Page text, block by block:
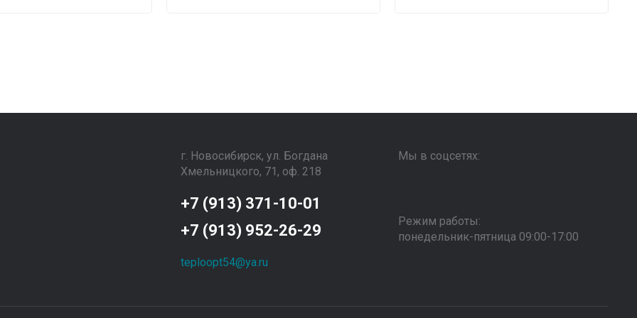
г. Новосибирск, ул. Богдана
Хмельницкого, 71, оф. 218
+7 (913) 371-10-01
+7 (913) 952-26-29
teploopt54@ya.ru
Мы в соцсетях:
Режим работы:
понедельник-пятница 09:00-17:00